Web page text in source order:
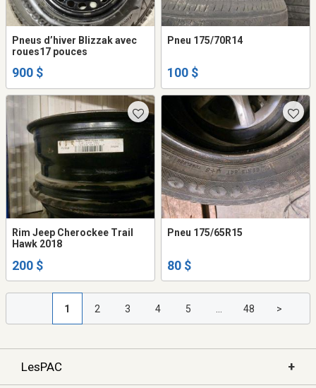
Pneus d’hiver Blizzak avec
roues17 pouces
900 $
Pneu 175/70R14
100 $
Rim Jeep Cherockee Trail
Hawk 2018
200 $
Pneu 175/65R15
80 $
1 2 3 4 5 48 >
LesPAC +